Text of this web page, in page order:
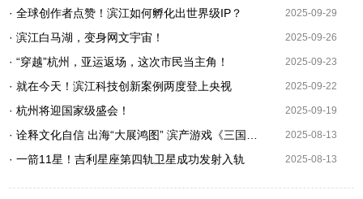
· 全球创作者点赞！滨江如何孵化出世界级IP？ 2025-09-29
· 滨江白马湖，变身网文宇宙！ 2025-09-26
· “穿越”杭州，亚运返场，这次市民当主角！ 2025-09-23
· 就在今天！滨江科技创新案例两度登上央视 2025-09-22
· 杭州将迎国家级盛会！ 2025-09-19
2025-08-13
· 一箭11星！吉利星座第四轨卫星成功发射入轨 2025-08-13